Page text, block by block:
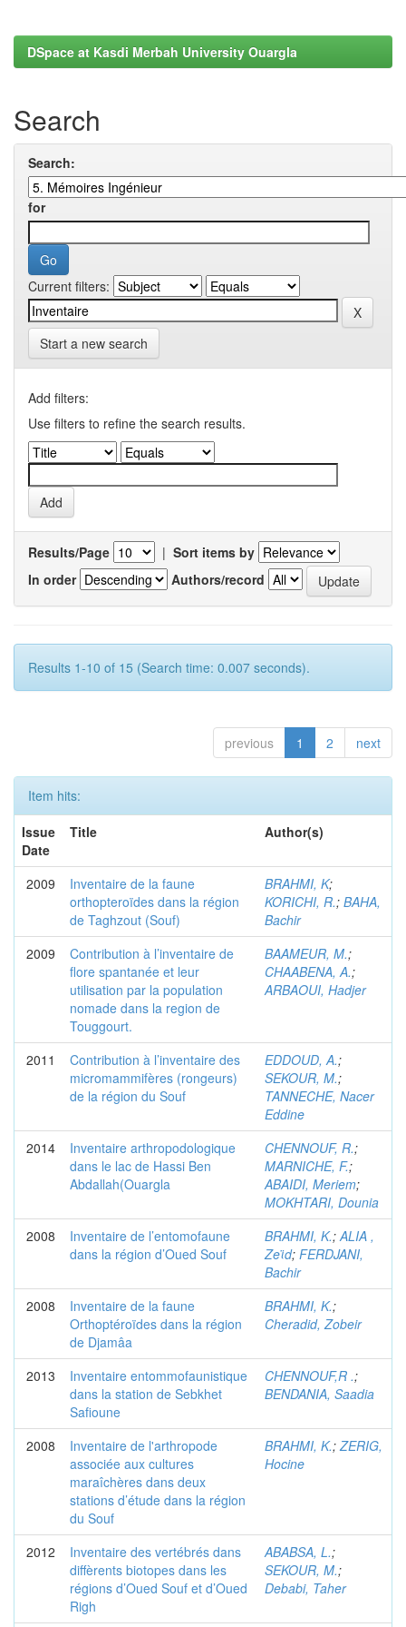
DSpace at Kasdi Merbah University Ouargla
Search
Search:
for
Current filters:
Start a new search
Add filters:
Use filters to refine the search results.
Results/Page | Sort items by
In order
Authors/record
Results 1-10 of 15 (Search time: 0.007 seconds).
previous 1 2 next
Item hits:
Issue
Date
Title Author(s)
2009
Inventaire de la faune
orthopteroïdes dans la région
de Taghzout (Souf)
BRAHMI, K;
KORICHI, R.; BAHA,
Bachir
2009
Contribution à l’inventaire de
flore spantanée et leur
utilisation par la population
nomade dans la region de
Touggourt.
BAAMEUR, M.;
CHAABENA, A.;
ARBAOUI, Hadjer
2011
Contribution à l’inventaire des
micromammifères (rongeurs)
de la région du Souf
EDDOUD, A.;
SEKOUR, M.;
TANNECHE, Nacer
Eddine
2014
Inventaire arthropodologique
dans le lac de Hassi Ben
Abdallah(Ouargla
CHENNOUF, R.;
MARNICHE, F.;
ABAIDI, Meriem;
MOKHTARI, Dounia
2008
Inventaire de l’entomofaune
dans la région d’Oued Souf
BRAHMI, K.;ALIA ,
Zeϊd; FERDJANI,
Bachir
2008
Inventaire de la faune
Orthoptéroïdes dans la région
de Djamâa
BRAHMI, K.;
Cheradid, Zobeir
2013
Inventaire entommofaunistique
dans la station de Sebkhet
Safioune
CHENNOUF,R .;
BENDANIA, Saadia
2008
Inventaire de l'arthropode
associée aux cultures
maraîchères dans deux
stations d’étude dans la région
du Souf
BRAHMI, K.;ZERIG,
Hocine
2012
Inventaire des vertébrés dans
diffèrents biotopes dans les
régions d’Oued Souf et d’Oued
Righ
ABABSA, L.;
SEKOUR, M.;
Debabi, Taher